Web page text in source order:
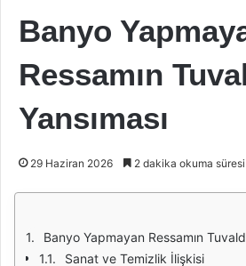
Banyo
Ressamın
Yansıması
29 Haziran 2026 2 dakika okuma süresi
Banyo Yapmayan Ressamın
Sanat ve Temizlik İlişkisi